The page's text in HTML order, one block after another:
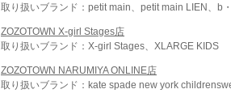
取り扱いブランド：petit main、petit main LIEN、b
ZOZOTOWN X-girl Stages店
取り扱いブランド：X-girl Stages、XLARGE KIDS
ZOZOTOWN NARUMIYA ONLINE店
取り扱いブランド：kate spade new york